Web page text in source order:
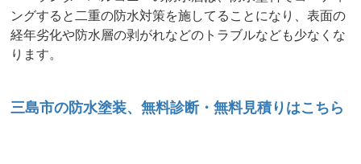
ングすると二重の防水対策を施してることになり、表面の
経年劣化や防水層の剥がれなどのトラブルなども少なくな
ります。
三島市の防水塗装、無料診断・無料見積りはこちら